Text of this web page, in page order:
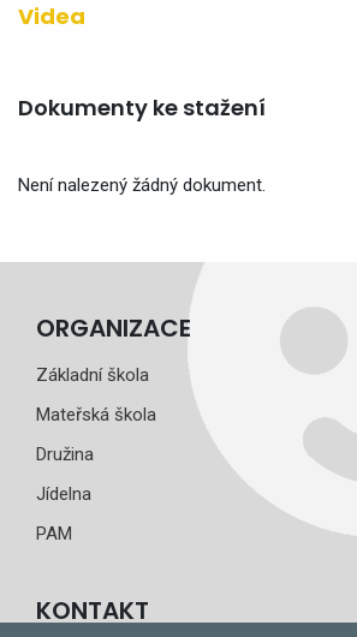
Videa
Dokumenty ke stažení
Není nalezený žádný dokument.
ORGANIZACE
Základní škola
Mateřská škola
Družina
Jídelna
PAM
KONTAKT